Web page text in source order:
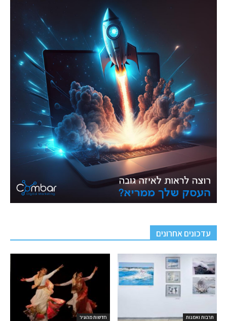
עדכונים אחרונים
חדשות מהעיר תרבות ואמנות